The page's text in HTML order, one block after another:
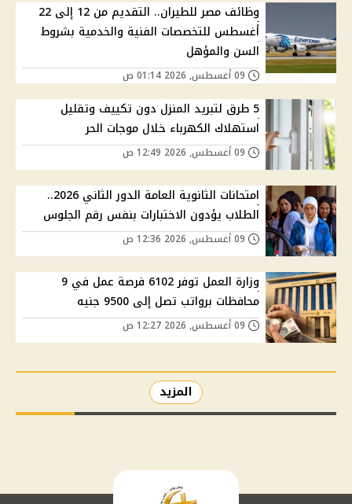
وظائف مصر للطيران.. التقديم من 12 إلى 22
أغسطس للتخصصات الفنية والخدمية بشروط
السن والمؤهل
5 طرق لتبريد المنزل دون تكييف وتقليل
استهلاك الكهرباء خلال موجات الحر
امتحانات الثانوية العامة الدور الثاني 2026..
الطلاب يؤدون الاختبارات بنفس رقم الجلوس
وزارة العمل توفر 6102 فرصة عمل في 9
محافظات برواتب تصل إلى 9500 جنيه
المزيد